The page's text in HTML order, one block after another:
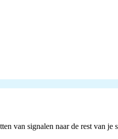
van signalen naar de rest van